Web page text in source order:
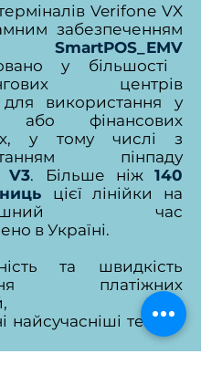
Verifone VX
забезпеченням
у більшості
центрів
для використання у
або фінансових
у тому числі з
пінпаду
V3. Більше ніж 140
цієї лінійки на
час
в Україні.
та швидкість
платіжних
найсучасніші технол
безконтактних пл